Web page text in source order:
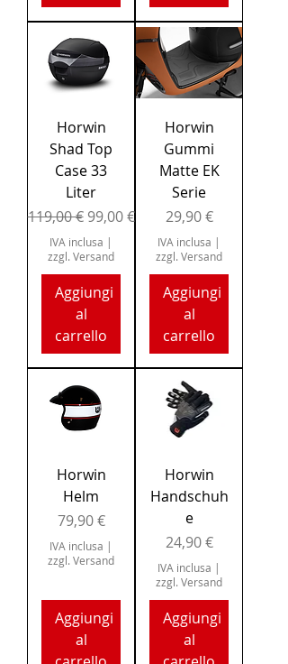
Horwin
Shad Top
Case 33
Liter
Prezzo regolare
119,00 € Prezzo scontato
99,00 €
IVA inclusa |
zzgl. Versand
Aggiungi
al
carrello
Horwin
Gummi
Matte EK
Serie
Prezzo
29,90 €
IVA inclusa |
zzgl. Versand
Aggiungi
al
carrello
Horwin
Helm
Prezzo
79,90 €
IVA inclusa |
zzgl. Versand
Aggiungi
al
Horwin
Handschuh
e
Prezzo
24,90 €
IVA inclusa |
zzgl. Versand
Aggiungi
al